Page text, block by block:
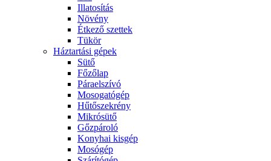
Illatosítás
Növény
Étkező szettek
Tükör
Háztartási gépek
Sütő
Főzőlap
Páraelszívó
Mosogatógép
Hűtőszekrény
Mikrósütő
Gőzpároló
Konyhai kisgép
Mosógép